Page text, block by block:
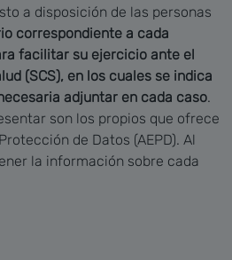
a disposición de las personas
correspondiente a cada
facilitar su ejercicio ante el
(SCS), en los cuales se indica
adjuntar en cada caso.
son los propios que ofrece
de Datos (AEPD). Al
la información sobre cada